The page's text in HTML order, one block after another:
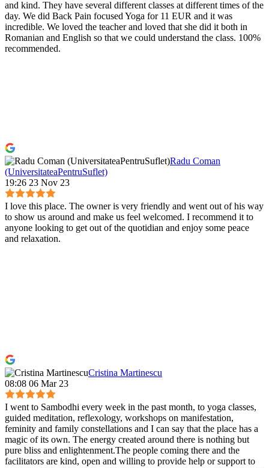
and kind. They have several different classes at different times of the
day. We did Back Pain focused Yoga for 11 EUR and it was
incredible. We loved the teacher and loved that she did it both in
Romanian and English so that we could understand the class. 100%
recommended.
Radu Coman
(UniversitateaPentruSuflet)
19:26 23 Nov 23
I love this place. The owner is very friendly and went out of his way
to show us around and make us feel welcomed. I recommend it to
anyone looking to get out of the quotidian and enjoy some peace
and relaxation.
Cristina Martinescu
08:08 06 Mar 23
I went to Sambodhi every week in the past month, to yoga classes,
guided meditation, reflexology, workshops on manifestation,
feminity and family constellations and I can say that the place has a
magic of its own. The energy created around there is nothing but
pure bliss and enlightenment.The people coming there and the
facilitators are kind, open and willing to provide help or support to